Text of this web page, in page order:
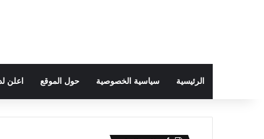
الرئيسية سياسية الخصوصية حول الموقع اعلن